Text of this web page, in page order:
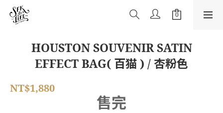
HOUSTON SOUVENIR SATIN
EFFECT BAG( 百猫 ) / 杏粉色
NT$1,880
售完